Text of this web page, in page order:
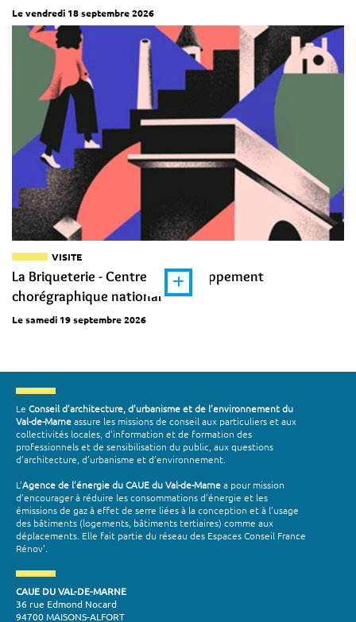
Le vendredi 18 septembre 2026
VISITE
La Briqueterie - Centre de développement
chorégraphique national
Le samedi 19 septembre 2026
Le Conseil d’architecture, d’urbanisme et de l’environnement du
Val-de-Marneassure les missions de conseil aux particuliers et aux
collectivités locales, d’information et de formation des
professionnels et de sensibilisation du public, aux questions
d’architecture, d’urbanisme et d’environnement.
L’Agence de l’énergie du CAUE du Val-de-Marnea pour mission
d’encourager à réduire les consommations d’énergie et les
émissions de gaz à effet de serre liées à la conception et à l’usage
des bâtiments (logements, bâtiments tertiaires) comme aux
déplacements. Elle fait partie du réseau des Espaces Conseil France
Rénov'.
CAUE DU VAL-DE-MARNE
36 rue Edmond Nocard
94700 MAISONS-ALFORT